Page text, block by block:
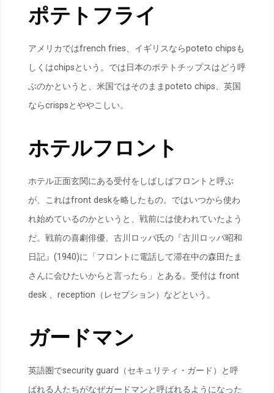
ポテトフライ
アメリカではfrench fries、イギリスならpoteto chipsも
しくはchipsという。では日本のポテトチップスはどう呼
ぶのかというと、米国ではそのままpoteto chips、英国
ならcrispsとややこしい。
ホテルフロント
ホテル正面玄関にある受付をしばしばフロントと呼ぶ
が、これはfront deskを略したもの。ではいつから使わ
れ始めているのかというと、戦前には使われていたよう
だ。戦前の喜劇俳優、古川ロッパ氏の『古川ロッパ昭和
日記』(1940)に「フロントに電話して滞在中の森田たま
さんに会ひたいからと言ったら」とある。受付は front
desk 、reception（レセプション）などという。
ガードマン
英語圏でsecurity guard（セキュリティ・ガード）と呼
ばれる人たちがなぜガードマンと呼ばれるようになった